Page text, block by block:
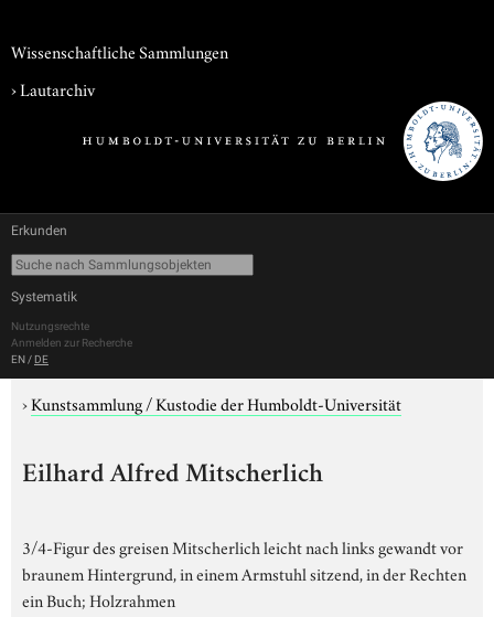
Wissenschaftliche Sammlungen
›Lautarchiv
Erkunden
Systematik
Nutzungsrechte
Anmelden zur Recherche
EN / DE
›Kunstsammlung / Kustodie der Humboldt-Universität
Eilhard Alfred Mitscherlich
3/4-Figur des greisen Mitscherlich leicht nach links gewandt vor
braunem Hintergrund, in einem Armstuhl sitzend, in der Rechten
ein Buch; Holzrahmen